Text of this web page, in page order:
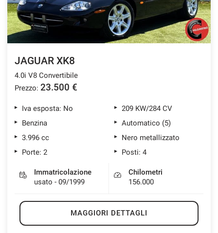
JAGUAR XK8
4.0i V8 Convertibile
Prezzo: 23.500 €
Iva esposta: No
209 KW/284 CV
Benzina
Automatico (5)
3.996 cc
Nero metallizzato
Porte: 2
Posti: 4
Immatricolazione
usato - 09/1999
Chilometri
156.000
MAGGIORI DETTAGLI